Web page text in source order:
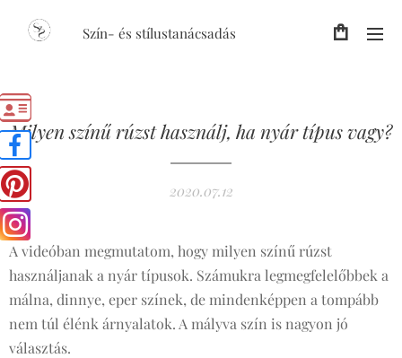
Szín- és stílustanácsadás
Milyen színű rúzst használj, ha nyár típus vagy?
2020.07.12
A videóban megmutatom, hogy milyen színű rúzst
használjanak a nyár típusok. Számukra legmegfelelőbbek a
málna, dinnye, eper színek, de mindenképpen a tompább
nem túl élénk árnyalatok. A mályva szín is nagyon jó
választás.